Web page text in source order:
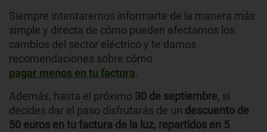
Siempre intentaremos informarte de la manera más
simple y directa de cómo pueden afectarnos los
cambios del sector eléctrico y te damos
recomendaciones sobre cómo
pagar menos en tu factura.
Además, hasta el próximo 30 de septiembre, si
decides dar el paso disfrutarás de un descuento de
50 euros en tu factura de la luz, repartidos en 5